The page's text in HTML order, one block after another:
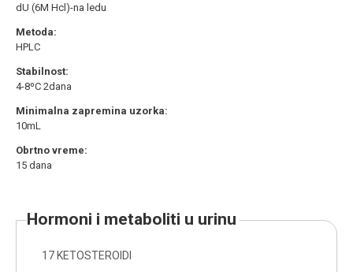
dU (6M Hcl)-na ledu
Metoda:
HPLC
Stabilnost:
4-8ºC 2dana
Minimalna zapremina uzorka:
10mL
Obrtno vreme:
15 dana
hormoni i metaboliti u urinu
17 KETOSTEROIDI